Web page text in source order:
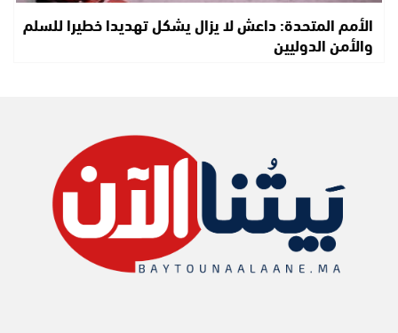
الأمم المتحدة: داعش لا يزال يشكل تهديدا خطيرا للسلم
والأمن الدوليين